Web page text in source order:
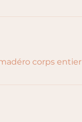
corps entier